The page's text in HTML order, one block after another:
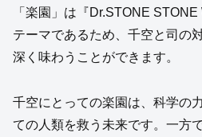
「楽園」は『Dr.STONE
テーマであるため、千空と司の
深く味わうことができます。
千空にとっての楽園は、科学の
ての人類を救う未来です。一方